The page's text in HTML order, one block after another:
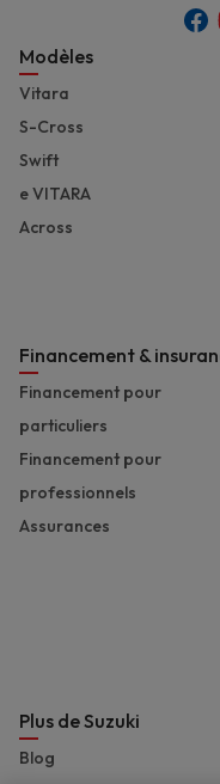
Modèles
Vitara
S-Cross
Swift
e VITARA
Across
Financement &
Financement pour
particuliers
Financement pour
professionnels
Assurances
Plus de Suzuki
Blog